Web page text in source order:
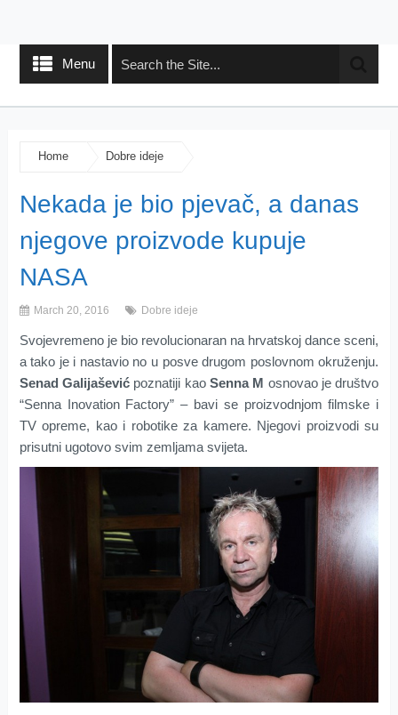
Menu
Home Dobre ideje
Nekada je bio pjevač, a danas
njegove proizvode kupuje
NASA
March 20, 2016 Dobre ideje
Svojevremeno je bio revolucionaran na hrvatskoj dance sceni,
a tako je i nastavio no u posve drugom poslovnom okruženju.
Senad Galijašević poznatiji kaoSenna M osnovao je društvo
“Senna Inovation Factory” – bavi se proizvodnjom filmske i
TV opreme, kao i robotike za kamere. Njegovi proizvodi su
prisutni ugotovo svim zemljama svijeta.